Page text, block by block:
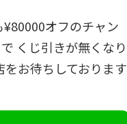
オフのチャン
くじ引きが無くなり
お待ちしております